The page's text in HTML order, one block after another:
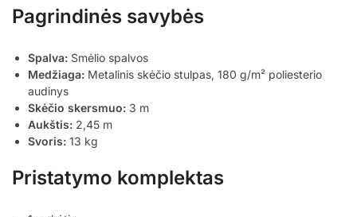
Pagrindinės savybės
Spalva: Smėlio spalvos
Medžiaga: Metalinis skėčio stulpas, 180 g/m² poliesterio
audinys
Skėčio skersmuo: 3 m
Aukštis: 2,45 m
Svoris: 13 kg
Pristatymo komplektas